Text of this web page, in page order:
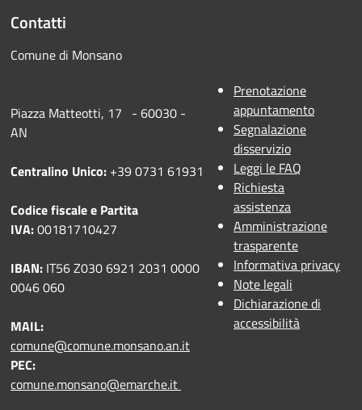
Contatti
Comune di Monsano
Piazza Matteotti, 17 - 60030 -
AN
Centralino Unico: +39 0731 61931
Codice fiscale e Partita
IVA:00181710427
IBAN: IT56 Z030 6921 2031 0000
0046 060
MAIL:
comune@comune.monsano.an.it
PEC:
comune.monsano@emarche.it
Prenotazione
appuntamento
Segnalazione
disservizio
Leggi le FAQ
Richiesta
assistenza
Amministrazione
trasparente
Informativa privacy
Note legali
Dichiarazione di
accessibilità